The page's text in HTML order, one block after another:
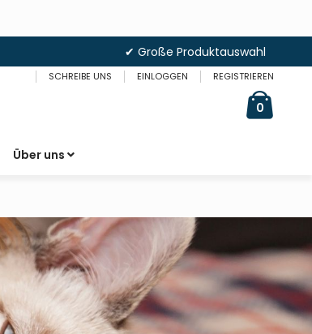
✔ Große Produktauswahl
SCHREIBE UNS EINLOGGEN REGISTRIEREN
0items
Über uns